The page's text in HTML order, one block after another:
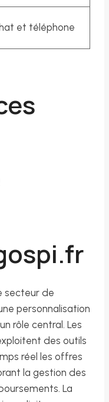
et téléphone
secteur de
personnalisation
rôle central. Les
des outils
réel les offres
la gestion des
La